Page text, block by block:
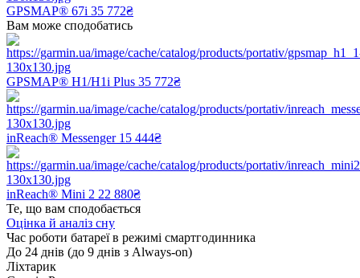
GPSMAP® 67i 35 772₴
Вам може сподобатись
GPSMAP® H1/H1i Plus 35 772₴
inReach® Messenger 15 444₴
inReach® Mini 2 22 880₴
Те, що вам сподобається
Оцінка й аналіз сну
Час роботи батареї в режимі смартгодинника
До 24 днів (до 9 днів з Always-on)
Ліхтарик